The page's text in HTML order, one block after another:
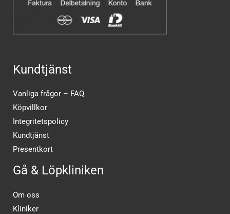
Kundtjänst
Vanliga frågor – FAQ
Köpvillkor
Integritetspolicy
Kundtjänst
Presentkort
Gå & Löpkliniken
Om oss
Kliniker